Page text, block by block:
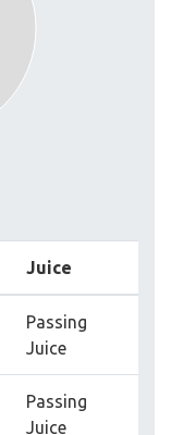
Juice
Passing
Juice
Passing
Juice